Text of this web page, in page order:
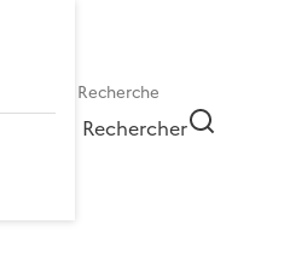
Rechercher